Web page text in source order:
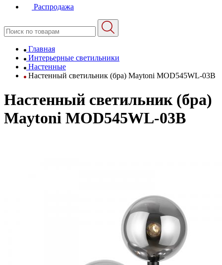
Распродажа
Главная
Интерьерные светильники
Настенные
Настенный светильник (бра) Maytoni MOD545WL-03B
Настенный светильник (бра)
Maytoni MOD545WL-03B